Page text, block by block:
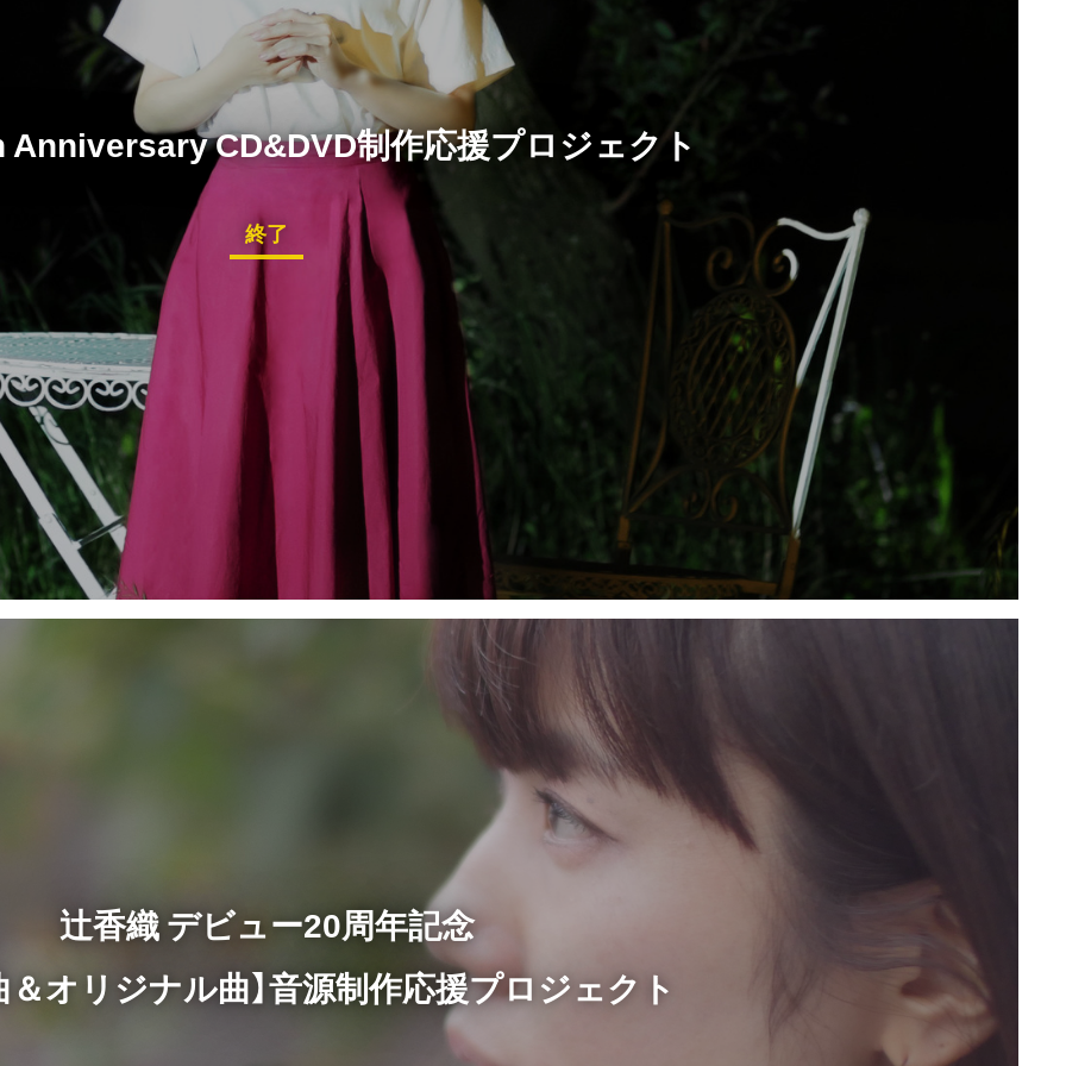
Anniversary CD&DVD制作応援プロジェクト
終了
辻香織 デビュー20周年記念
＆オリジナル曲】音源制作応援プロジェクト